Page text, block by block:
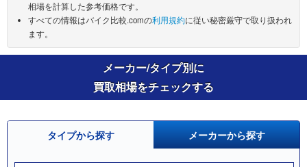
相場を計算した参考価格です。
すべての情報はバイク比較.comの利用規約に従い秘密厳守で取り扱われ
ます。
メーカー/タイプ別に
買取相場をチェックする
タイプから探す メーカーから探す